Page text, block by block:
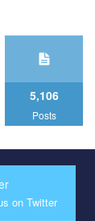
our plan
на почве
5,106
Posts
on Twitter